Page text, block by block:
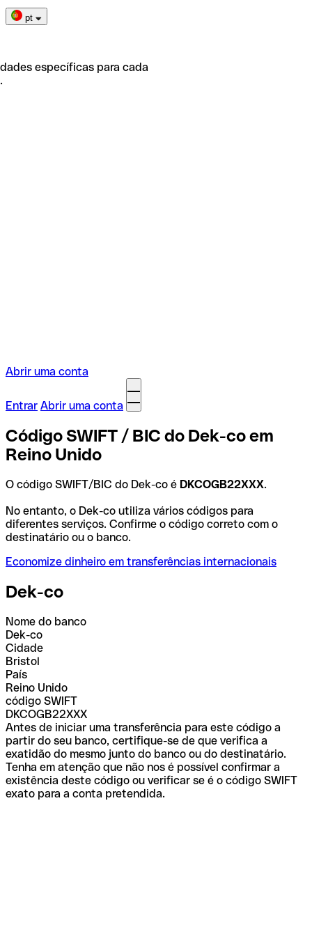
pt
específicas para cada
Abrir uma conta
Entrar Abrir uma conta
Código SWIFT / BIC do Dek-co em
Reino Unido
O código SWIFT/BIC do Dek-co é DKCOGB22XXX.
No entanto, o Dek-co utiliza vários códigos para
diferentes serviços. Confirme o código correto com o
destinatário ou o banco.
Economize dinheiro em transferências internacionais
Dek-co
Nome do banco
Dek-co
Cidade
Bristol
País
Reino Unido
código SWIFT
DKCOGB22XXX
Antes de iniciar uma transferência para este código a
partir do seu banco, certifique-se de que verifica a
exatidão do mesmo junto do banco ou do destinatário.
Tenha em atenção que não nos é possível confirmar a
existência deste código ou verificar se é o código SWIFT
exato para a conta pretendida.